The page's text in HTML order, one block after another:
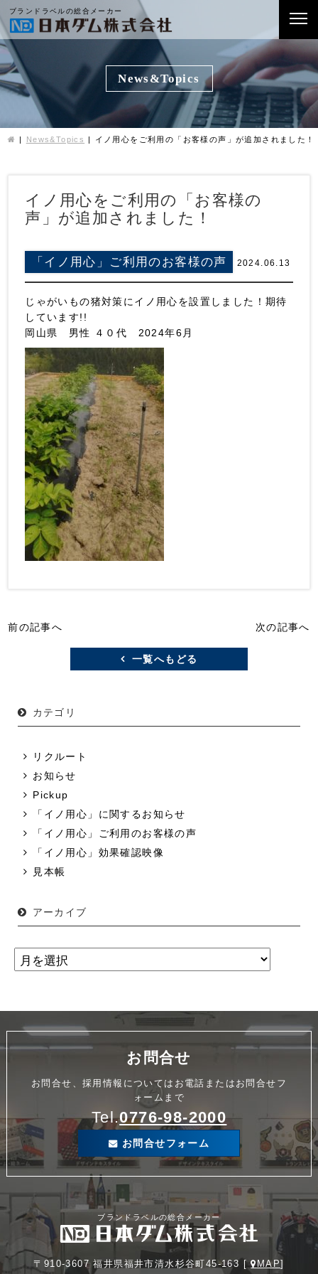
ブランドラベルの総合メーカー
News&Topics
News&Topics イノ用心をご利用の「お客様の声」が追加されました！
イノ用心をご利用の「お客様の
声」が追加されました！
「イノ用心」ご利用のお客様の声 2024.06.13
じゃがいもの猪対策にイノ用心を設置しました！期待
しています!!
岡山県 男性 ４０代 2024年6月
前の記事へ 次の記事へ
一覧へもどる
カテゴリ
リクルート
お知らせ
Pickup
「イノ用心」に関するお知らせ
「イノ用心」ご利用のお客様の声
「イノ用心」効果確認映像
見本帳
アーカイブ
お問合せ
お問合せ、採用情報についてはお電話またはお問合せフ
ォームまで
Tel.0776-98-2000
お問合せフォーム
ブランドラベルの総合メーカー
〒910-3607 福井県福井市清水杉谷町45-163 [ MAP]